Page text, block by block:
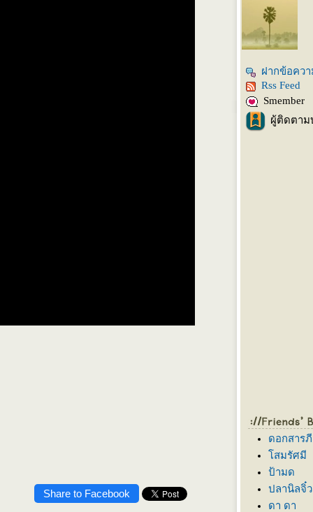
Share to Facebook
ฝากข้อคว
Rss Feed
Smember
ผู้ติดตาม
ดอกสารภี
สมรัศมี
ป้ามด
ปลานิลจิ๋ว
ดา ดา